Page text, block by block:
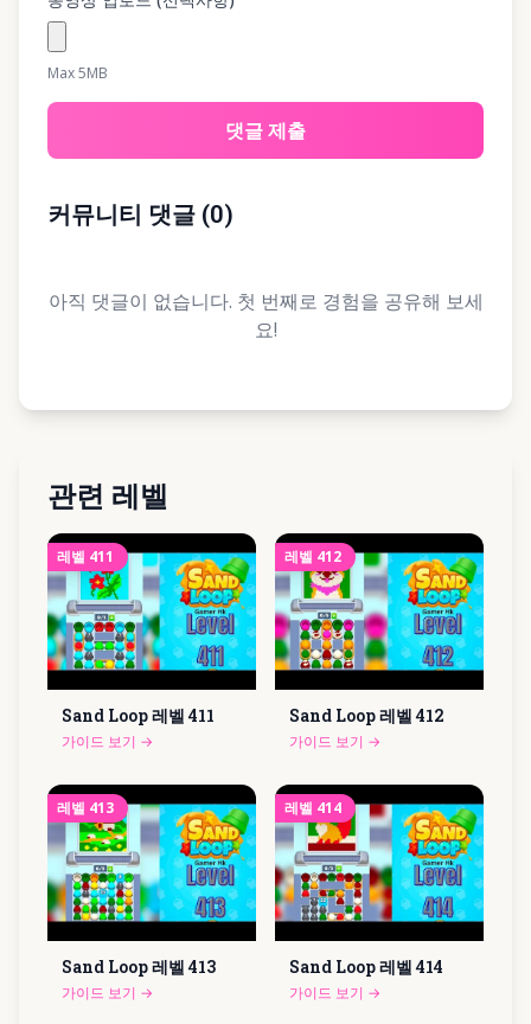
Max 5MB
댓글 제출
커뮤니티 댓글 (0)
아직 댓글이 없습니다. 첫 번째로 경험을 공유해 보세
요!
관련 레벨
레벨 411
Sand Loop 레벨 411
가이드 보기 →
레벨 412
Sand Loop 레벨 412
가이드 보기 →
레벨 413
Sand Loop 레벨 413
가이드 보기 →
레벨 414
Sand Loop 레벨 414
가이드 보기 →